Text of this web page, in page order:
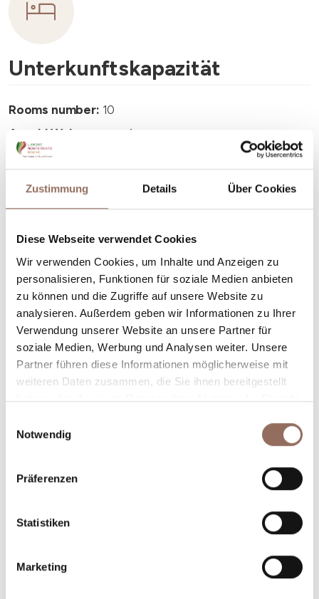
Zustimmung Details Über Cookies
Diese Webseite verwendet Cookies
Wir verwenden Cookies, um Inhalte und Anzeigen zu
personalisieren, Funktionen für soziale Medien anbieten
zu können und die Zugriffe auf unsere Website zu
analysieren. Außerdem geben wir Informationen zu Ihrer
Verwendung unserer Website an unsere Partner für
soziale Medien, Werbung und Analysen weiter. Unsere
Partner führen diese Informationen möglicherweise mit
weiteren Daten zusammen, die Sie ihnen bereitgestellt
haben oder die sie im Rahmen Ihrer Nutzung der Dienste
Notwendig
Präferenzen
Statistiken
Marketing
Unterkunftskapazität
Rooms number: 10
Anzahl Wohnungen:
4
Anzahl Badezimmer:
Dein Urlaub
Plane, wo du übernachtest und isst, was du in jedem
Winkel des Langhe Monferrato Roero unternehmen
willst, mit einem Blick aufs Wetter in Echtzeit.
Essen und